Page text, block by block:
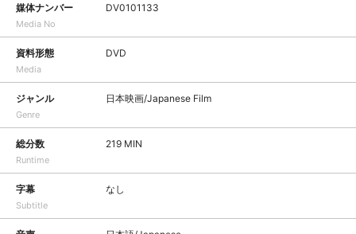
媒体ナンバー
Media No
DV0101133
資料形態
Media
DVD
ジャンル
Genre
日本映画/Japanese Film
総分数
Runtime
219 MIN
字幕
Subtitle
なし